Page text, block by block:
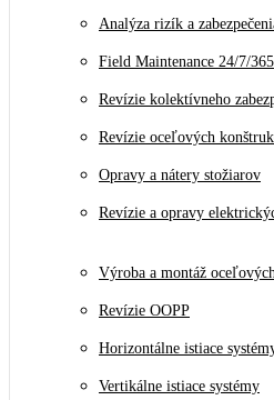
Analýza rizík a
Field Maintenance 24/7/365
Revízie kolektívneho
Revízie oceľových
Opravy a nátery stožiarov
Revízie a opravy
Výroba a montáž
Revízie OOPP
Horizontálne istiace
Vertikálne istiace systémy